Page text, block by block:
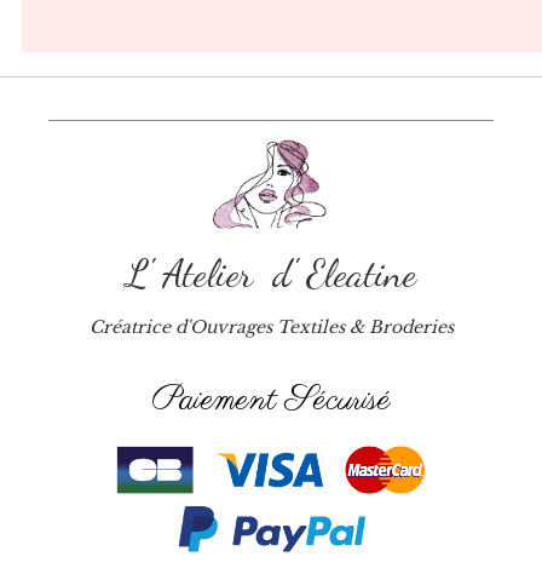
L' Atelier d' Eleatine
Créatrice d'Ouvrages Textiles & Broderies
Paiement Sécurisé